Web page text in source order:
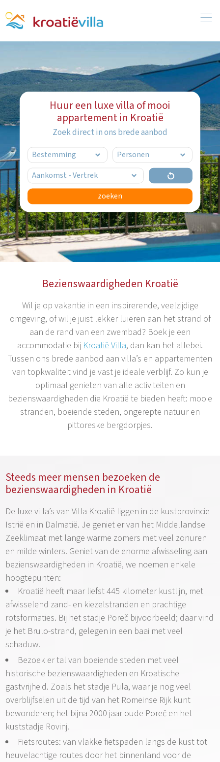
Huur een luxe villa of mooi
appartement in Kroatië
Zoek direct in ons brede aanbod
zoeken
Bezienswaardigheden Kroatië
Wil je op vakantie in een inspirerende, veelzijdige
omgeving, of wil je juist lekker luieren aan het strand of
aan de rand van een zwembad? Boek je een
accommodatie bij Kroatië Villa, dan kan het allebei.
Tussen ons brede aanbod aan villa’s en appartementen
van topkwaliteit vind je vast je ideale verblijf. Zo kun je
optimaal genieten van alle activiteiten en
bezienswaardigheden die Kroatië te bieden heeft: mooie
stranden, boeiende steden, ongerepte natuur en
pittoreske bergdorpjes.
Steeds meer mensen bezoeken de
bezienswaardigheden in Kroatië
De luxe villa’s van Villa Kroatië liggen in de kustprovincie
Istrië en in Dalmatië. Je geniet er van het Middellandse
Zeeklimaat met lange warme zomers met veel zonuren
en milde winters. Geniet van de enorme afwisseling aan
bezienswaardigheden in Kroatië, we noemen enkele
hoogtepunten:
Kroatië heeft maar liefst 445 kilometer kustlijn, met
afwisselend zand- en kiezelstranden en prachtige
rotsformaties. Bij het stadje Poreč bijvoorbeeld; daar vind
je het Brulo-strand, gelegen in een baai met veel
schaduw.
Bezoek er tal van boeiende steden met veel
historische bezienswaardigheden en Kroatische
gastvrijheid. Zoals het stadje Pula, waar je nog veel
overblijfselen uit de tijd van het Romeinse Rijk kunt
bewonderen; het bijna 2000 jaar oude Poreč en het
kuststadje Rovinj.
Fietsroutes: van vlakke fietspaden langs de kust tot
heuvelachtige routes door het binnenland voor de